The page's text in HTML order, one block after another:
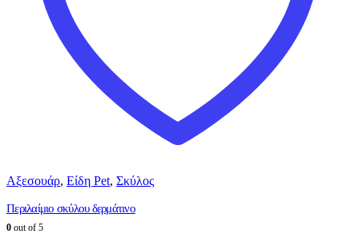
Αξεσουάρ, Είδη Pet, Σκύλος
Περιλαίμιο σκύλου δερμάτινο
0 out of 5